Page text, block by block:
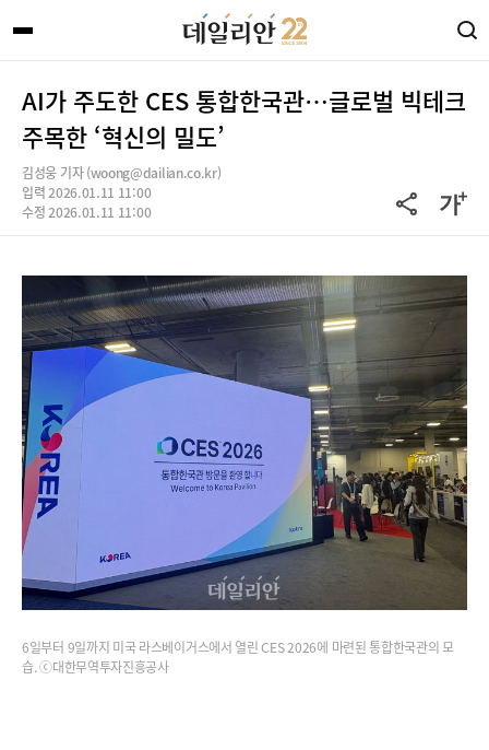
AI가 주도한 CES 통합한국관…글로벌 빅테크
주목한 ‘혁신의 밀도’
김성웅 기자 (woong@dailian.co.kr)
입력 2026.01.11 11:00
수정 2026.01.11 11:00
6일부터 9일까지 미국 라스베이거스에서 열린 CES 2026에 마련된 통합한국관의 모
습. ⓒ대한무역투자진흥공사